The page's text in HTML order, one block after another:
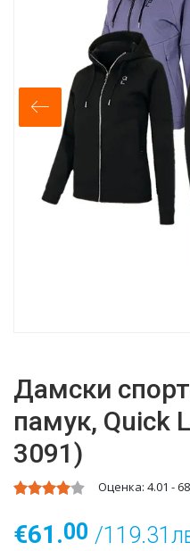
Дамски
памук, Quick
3091)
Оценка: 4.01 - 68
€61.00 /